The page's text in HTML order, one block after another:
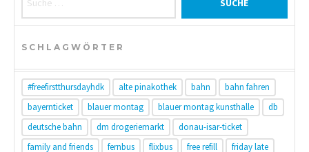
SCHLAGWÖRTER
#freefirstthursdayhdk alte pinakothek bahn
bahn fahren
bayernticket
blauer montag blauer montag kunsthalle
db
deutsche bahn
dm drogeriemarkt
donau-isar-ticket
family and friends
fernbus flixbus free refill
friday late